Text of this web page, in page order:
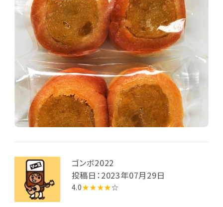
ゴンボ2022
投稿日：2023年07月29日
4.0★★★★☆